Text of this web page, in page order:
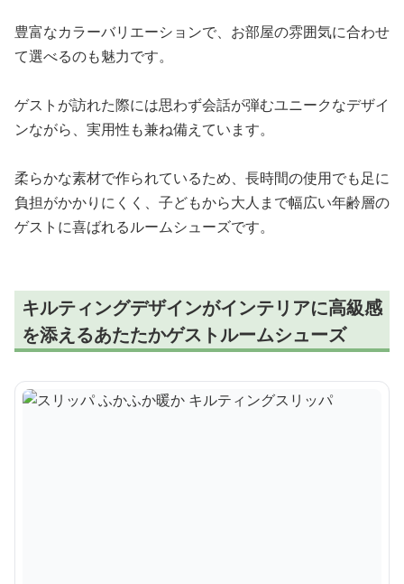
豊富なカラーバリエーションで、お部屋の雰囲気に合わせ
て選べるのも魅力です。
ゲストが訪れた際には思わず会話が弾むユニークなデザイ
ンながら、実用性も兼ね備えています。
柔らかな素材で作られているため、長時間の使用でも足に
負担がかかりにくく、子どもから大人まで幅広い年齢層の
ゲストに喜ばれるルームシューズです。
キルティングデザインがインテリアに高級感
を添えるあたたかゲストルームシューズ